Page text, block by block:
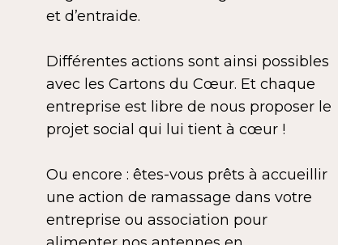
et d’entraide.
Différentes actions sont ainsi possibles
avec les Cartons du Cœur. Et chaque
entreprise est libre de nous proposer le
projet social qui lui tient à cœur !
Ou encore : êtes-vous prêts à accueillir
une action de ramassage dans votre
entreprise ou association pour